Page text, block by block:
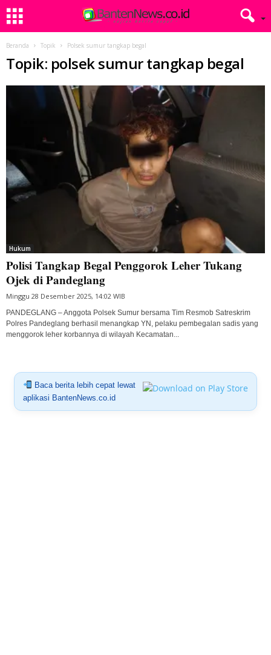
Beranda Topik Polsek sumur tangkap begal
Topik: polsek sumur tangkap begal
Hukum
Polisi Tangkap Begal Penggorok Leher Tukang
Ojek di Pandeglang
Minggu 28 Desember 2025, 14:02 WIB
PANDEGLANG – Anggota Polsek Sumur bersama Tim Resmob Satreskrim
Polres Pandeglang berhasil menangkap YN, pelaku pembegalan sadis yang
menggorok leher korbannya di wilayah Kecamatan...
Baca berita lebih cepat lewat
aplikasi BantenNews.co.id